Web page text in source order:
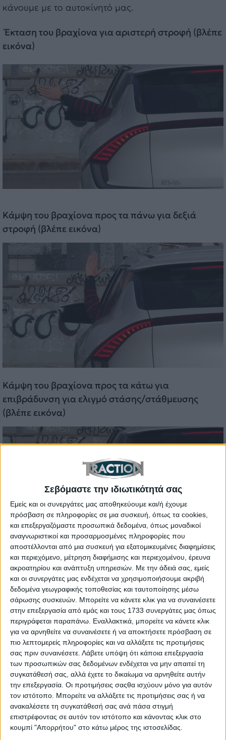
Σεβόμαστε την ιδιωτικότητά σας
Εμείς και οι συνεργάτες μας αποθηκεύουμε και/ή έχουμε
πρόσβαση σε πληροφορίες σε μια συσκευή, όπως τα cookies,
και επεξεργαζόμαστε προσωπικά δεδομένα, όπως μοναδικοί
αναγνωριστικοί και προσαρμοσμένες πληροφορίες που
αποστέλλονται από μια συσκευή για εξατομικευμένες διαφημίσεις
και περιεχόμενο, μέτρηση διαφήμισης και περιεχομένου, έρευνα
ακροατηρίου και ανάπτυξη υπηρεσιών. Με την άδειά σας, εμείς
και οι συνεργάτες μας ενδέχεται να χρησιμοποιήσουμε ακριβή
δεδομένα γεωγραφικής τοποθεσίας και ταυτοποίησης μέσω
σάρωσης συσκευών. Μπορείτε να κάνετε κλικ για να συναινέσετε
στην επεξεργασία από εμάς και τους 1733 συνεργάτες μας όπως
περιγράφεται παραπάνω. Εναλλακτικά, μπορείτε να κάνετε κλικ
για να αρνηθείτε να συναινέσετε ή να αποκτήσετε πρόσβαση σε
πιο λεπτομερείς πληροφορίες και να αλλάξετε τις προτιμήσεις
σας πριν συναινέσετε. Λάβετε υπόψη ότι κάποια επεξεργασία
των προσωπικών σας δεδομένων ενδέχεται να μην απαιτεί τη
συγκατάθεσή σας, αλλά έχετε το δικαίωμα να αρνηθείτε αυτήν
την επεξεργασία. Οι προτιμήσεις σαςθα ισχύουν μόνο για αυτόν
τον ιστότοπο. Μπορείτε να αλλάξετε τις προτιμήσεις σας ή να
ανακαλέσετε τη συγκατάθεσή σας ανά πάσα στιγμή
επιστρέφοντας σε αυτόν τον ιστότοπο και κάνοντας κλικ στο
κουμπί "Απορρήτου" στο κάτω μέρος της ιστοσελίδας.
κάνουμε με το αυτοκίνητό μας.
Έκταση του βραχίονα για αριστερή στροφή (βλέπε
εικόνα)
Κάμψη του βραχίονα προς τα πάνω για δεξιά
στροφή (βλέπε εικόνα)
Κάμψη του βραχίονα προς τα κάτω για
επιβράδυνση για ελιγμό στάσης/στάθμευσης
(βλέπε εικόνα)
Πιο κάτω ακολουθεί αναλυτικά η σχετική
παράγραφος του Κ.Ο.Κ. Kανόνες για τoυς ελιγμoύς
των oχημάτων
1. O oδηγός πoυ πρoτίθεται να εκτελέσει ελιγμό,
oφείλει πρoηγoυμένως
να βεβαιωθεί ότι μπoρεί να τo πράξει χωρίς κίνδυνo
ή παρακώλυση των
λoιπών χρηστών της oδoύ, oι oπoίoι κινoύνται πίσω,
μπρoστά ή πλάι τoυ, ή
ετoιμάζoνται να τoν πρoσπεράσoυν, λαμβάνoντας
υπόψη τη θέση, την κατεύθυνση και την ταχύτητά
τoυς.
2. Πριν από κάθε ελιγμό, o oδηγός υπoχρεoύται να